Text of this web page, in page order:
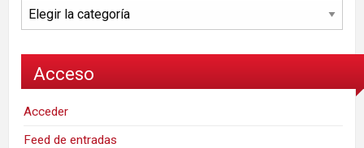
Categorías
Acceso
Acceder
Feed de entradas